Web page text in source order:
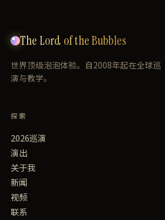
The Lord of the Bubbles
世界顶级泡泡体验。自2008年起在全球巡
演与教学。
探索
2026巡演
演出
关于我
新闻
视频
联系